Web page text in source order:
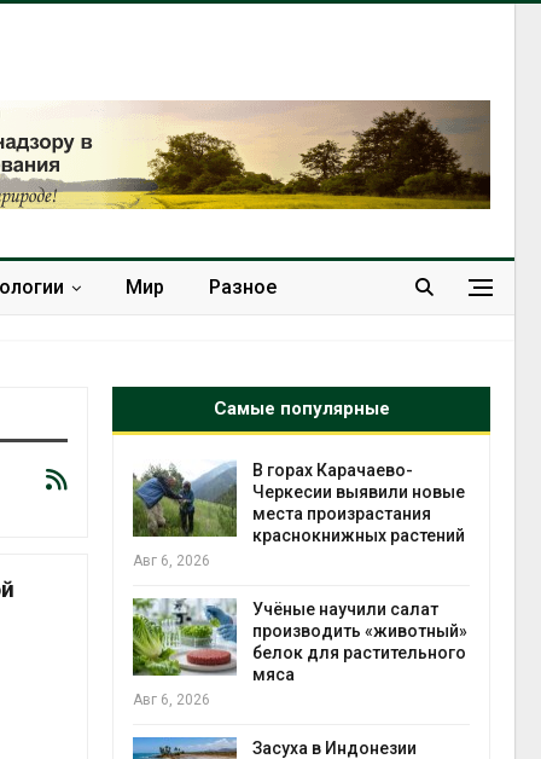
Мир Разное
Самые популярные
вновь
В горах Карачаево-
Черкесии выявили новые
места произрастания
краснокнижных растений
Авг 6, 2026
Учёные научили салат
производить «животный»
белок для растительного
мяса
Авг 6, 2026
Засуха в Индонезии